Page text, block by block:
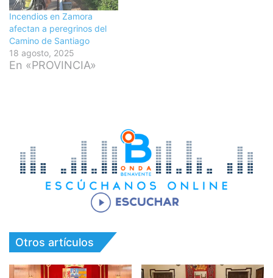
Incendios en Zamora
afectan a peregrinos del
Camino de Santiago
18 agosto, 2025
En «PROVINCIA»
Otros artículos